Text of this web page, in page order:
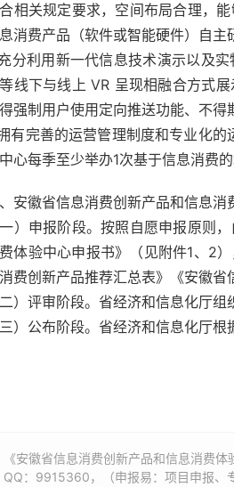
相关规定要求，空间布局合理，
消费产品（软件或智能硬件）自主
分利用新一代信息技术演示以及
线下与线上 VR 呈现相融合方式
强制用户使用定向推送功能、不得
有完善的运营管理制度和专业化
心每季至少举办1次基于信息消费
安徽省信息消费创新产品和信息消
一）申报阶段。按照自愿申报原则
体验中心申报书》（见附件1、2
费创新产品推荐汇总表》《安徽省
二）评审阶段。省经济和信息化厅
三）公布阶段。省经济和信息化厅
《安徽省信息消费创新产品和信息消费
QQ：9915360，（申报易：项目申报、